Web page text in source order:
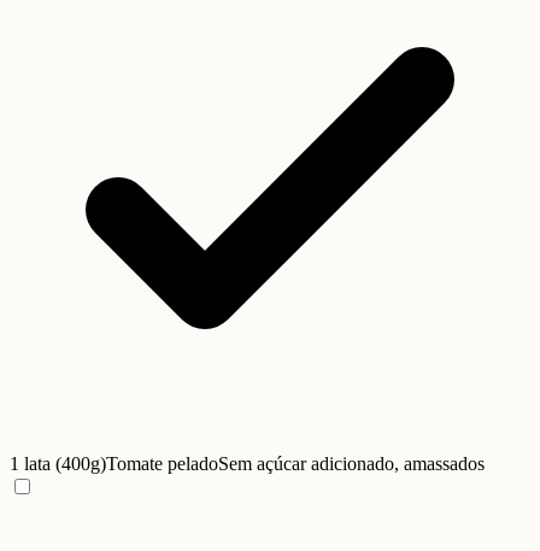
1 lata (400g)Tomate peladoSem açúcar adicionado, amassados